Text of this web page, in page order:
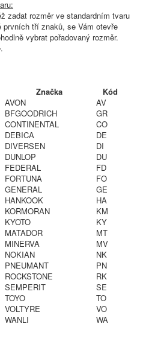
zadat rozměr ve standardním tvaru
prvních tří znaků, se Vám otevře
vybrat pořadovaný rozměr.
.
Značka
Kód
AVON
AV
BFGOODRICH
GR
CONTINENTAL
CO
DEBICA
DE
DIVERSEN
DI
DUNLOP
DU
FEDERAL
FD
FORTUNA
FO
GENERAL
GE
HANKOOK
HA
KORMORAN
KM
KYOTO
KY
MATADOR
MT
MINERVA
MV
NOKIAN
NK
PNEUMANT
PN
ROCKSTONE
RK
SEMPERIT
SE
TOYO
TO
VOLTYRE
VO
WANLI
WA